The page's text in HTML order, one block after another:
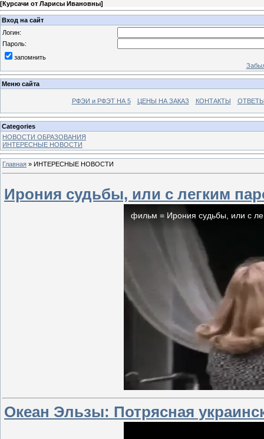
[Курсачи от Ларисы Ивановны]
Вход на сайт
Логин:
Пароль:
запомнить
Меню сайта
РФЭИ и РФЭТ НА 5 ЦЕНЫ НА ЗАКАЗ КОНТАКТЫ
Categories
НОВОСТИ ОБРАЗОВАНИЯ
ИНТЕРЕСНЫЕ НОВОСТИ
Главная » ИНТЕРЕСНЫЕ НОВОСТИ
Ирония судьбы, или с легким
Океан Эльзы: Потрясная